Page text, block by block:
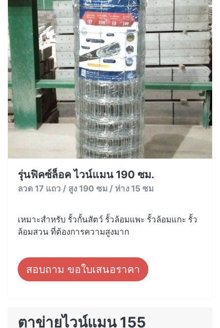
รุ่นฟิคซ์ล็อค ไวน์แมน 190 ซม.
ลวด 17 แถว / สูง 190 ซม / ห่าง 15 ซม
เหมาะสำหรับ รั้วกั้นสัตว์ รั้วล้อมแพะ รั้วล้อมแกะ รั้ว
ล้อมสวน ที่ต้องการความสูงมาก
สอบถาม ขอใบเสนอราคา
ตาข่ายไวน์แมน 155